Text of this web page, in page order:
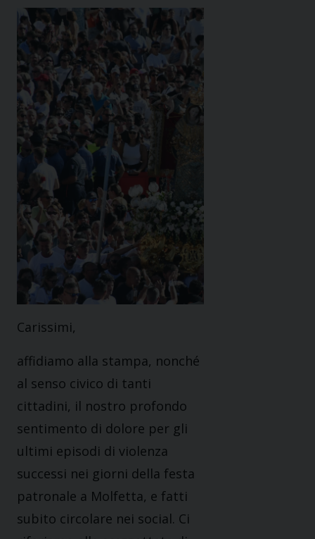
Carissimi,
affidiamo alla stampa, nonché
al senso civico di tanti
cittadini, il nostro profondo
sentimento di dolore per gli
ultimi episodi di violenza
successi nei giorni della festa
patronale a Molfetta, e fatti
subito circolare nei social. Ci